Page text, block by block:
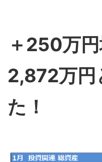
＋250万円
2,872万円
た！